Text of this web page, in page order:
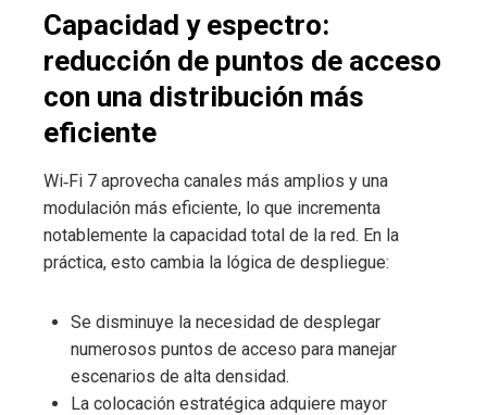
Capacidad y espectro:
reducción de puntos de acceso
con una distribución más
eficiente
Wi‑Fi 7 aprovecha canales más amplios y una
modulación más eficiente, lo que incrementa
notablemente la capacidad total de la red. En la
práctica, esto cambia la lógica de despliegue:
Se disminuye la necesidad de desplegar
numerosos puntos de acceso para manejar
escenarios de alta densidad.
La colocación estratégica adquiere mayor